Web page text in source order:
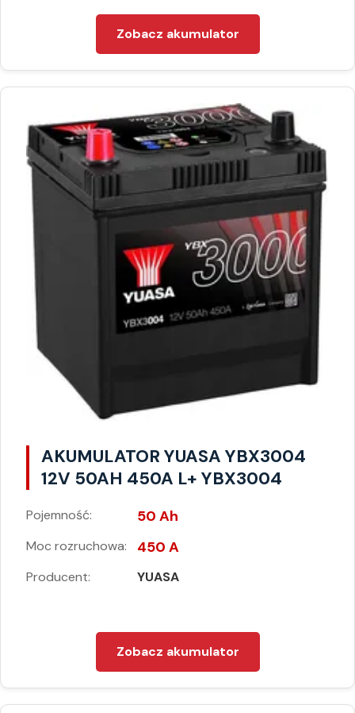
Zobacz akumulator
AKUMULATOR YUASA YBX3004
12V 50AH 450A L+ YBX3004
Pojemność: 50 Ah
Moc rozruchowa: 450 A
Producent: YUASA
Zobacz akumulator